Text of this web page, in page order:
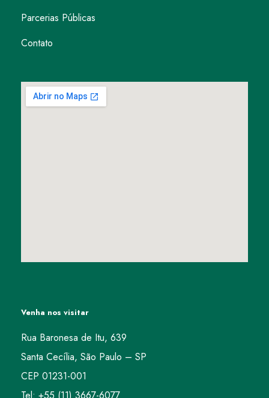
Parcerias Públicas
Contato
Venha nos visitar
Rua Baronesa de Itu, 639
Santa Cecília, São Paulo – SP
CEP 01231-001